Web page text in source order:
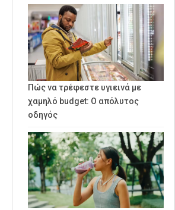
Πώς να τρέφεστε υγιεινά με
χαμηλό budget: Ο απόλυτος
οδηγός